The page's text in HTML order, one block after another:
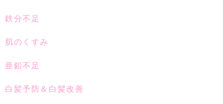
鉄分不足
肌のくすみ
亜鉛不足
白髪予防＆白髪改善